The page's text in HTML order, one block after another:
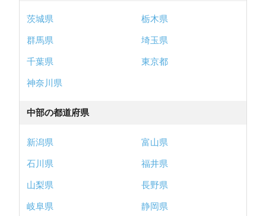
茨城県
栃木県
群馬県
埼玉県
千葉県
東京都
神奈川県
中部の都道府県
新潟県
富山県
石川県
福井県
山梨県
長野県
岐阜県
静岡県